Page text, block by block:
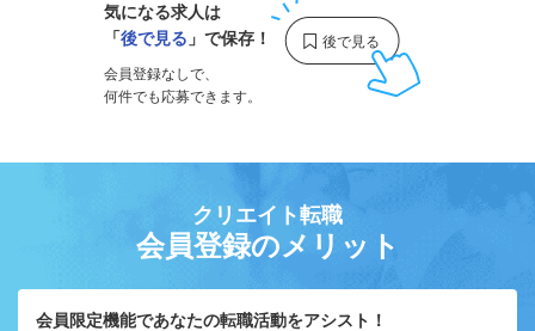
気になる求人は
「後で見る 」で保存！
会員登録なしで、
何件でも応募できます。
クリエイト転職
会員登録のメリット
会員限定機能であなたの転職活動をアシスト！